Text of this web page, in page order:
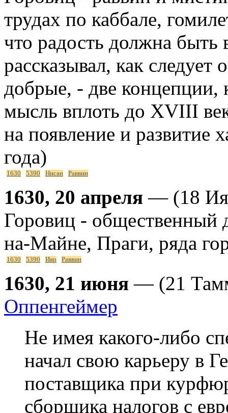
трудах по каббале,
что радость должна быть
рассказывал, как
добрые, - две концепции,
мысль вплоть до XVIII
на появление и развитие
года)
1630 5390 Нисан Раввин
1630, 20 апреля — (18
Горовиц - общественный
на-Майне, Праги, ряда
1630 5390 Ияр Раввин
1630, 21 июня — (21
Оппенгеймер
Не имея какого-либо
начал свою карьеру в
поставщика при
сборщика налогов с